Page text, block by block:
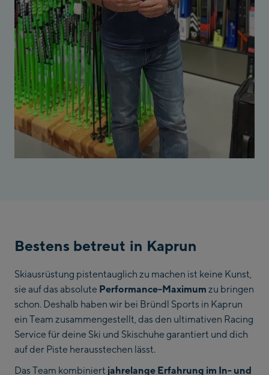
Bestens betreut in Kaprun
Skiausrüstung pistentauglich zu machen ist keine Kunst,
sie auf das absolute Performance-Maximum zu bringen
schon. Deshalb haben wir bei Bründl Sports in Kaprun
ein Team zusammengestellt, das den ultimativen Racing
Service für deine Ski und Skischuhe garantiert und dich
auf der Piste herausstechen lässt.
Das Team kombiniert jahrelange Erfahrung im In- und